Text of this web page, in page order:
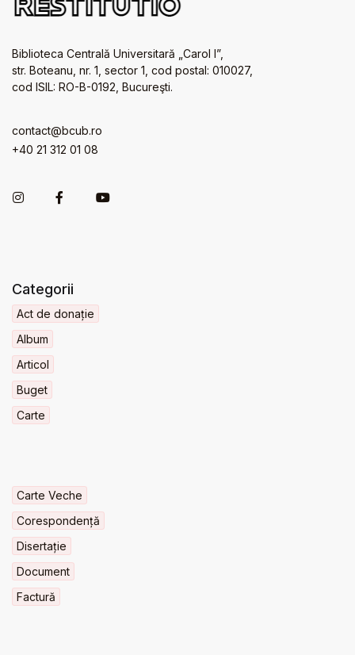
Biblioteca Centrală Universitară „Carol I”,
str. Boteanu, nr. 1, sector 1, cod postal: 010027,
cod ISIL: RO-B-0192, Bucureşti.
contact@bcub.ro
+40 21 312 01 08
Categorii
Act de donație
Album
Articol
Buget
Carte
Carte Veche
Corespondență
Disertație
Document
Factură